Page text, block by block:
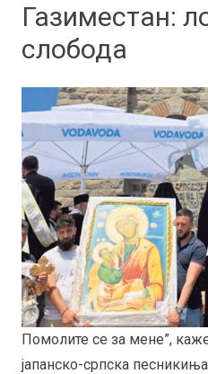
Газиместан:
слобода
Помолите се за мене”,
јапанско-српска